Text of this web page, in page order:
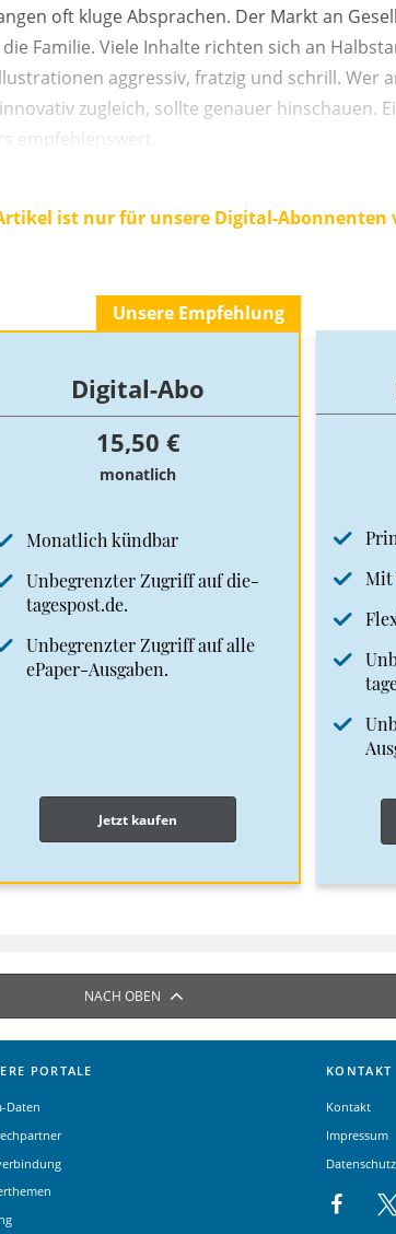
oft kluge Absprachen. Der Markt an
Familie. Viele Inhalte richten sich an
aggressiv, fratzig und schrill. Wer
zugleich, sollte genauer hinschauen.
empfehlenswert.
ist nur für unsere Digital-Abonnenten
Unsere Empfehlung
Digital-Abo
15,50 €
monatlich
Monatlich kündbar
Unbegrenzter Zugriff auf die-
tagespost.de.
Unbegrenzter Zugriff auf alle
ePaper-Ausgaben.
Jetzt kaufen
Mit
NACH OBEN
PORTALE
Daten
KONTAKT
Kontakt
Impressum
Datenschutz